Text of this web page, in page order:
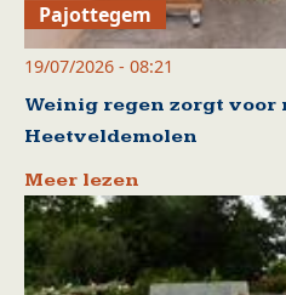
Pajottegem
19/07/2026 - 08:21
Weinig regen zorgt
Heetveldemolen
Meer lezen